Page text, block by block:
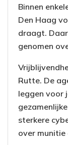
Binnen
Den Haag
draagt.
genomen
Rutte. De
leggen voor
sterkere
over munitie